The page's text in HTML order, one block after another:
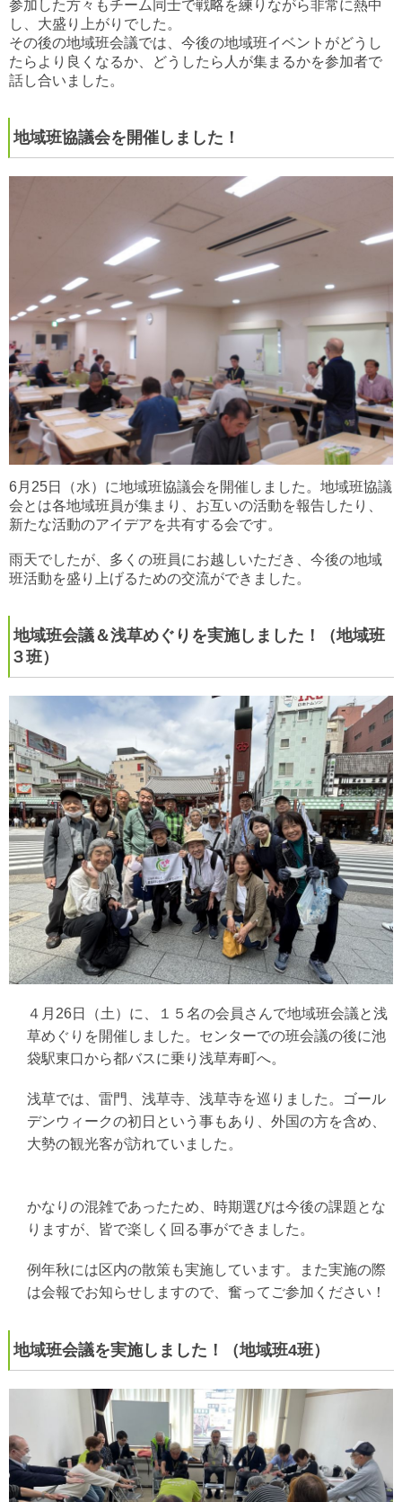
参加した方々もチーム同士で戦略を練りながら非常に熱中
し、大盛り上がりでした。
その後の地域班会議では、今後の地域班イベントがどうし
たらより良くなるか、どうしたら人が集まるかを参加者で
話し合いました。
地域班協議会を開催しました！
6月25日（水）に地域班協議会を開催しました。地域班協議
会とは各地域班員が集まり、お互いの活動を報告したり、
新たな活動のアイデアを共有する会です。
雨天でしたが、多くの班員にお越しいただき、今後の地域
班活動を盛り上げるための交流ができました。
地域班会議＆浅草めぐりを実施しました！（地域班
３班）
４月26日（土）に、１５名の会員さんで地域班会議と浅
草めぐりを開催しました。センターでの班会議の後に池
袋駅東口から都バスに乗り浅草寿町へ。
浅草では、雷門、浅草寺、浅草寺を巡りました。ゴール
デンウィークの初日という事もあり、外国の方を含め、
大勢の観光客が訪れていました。
かなりの混雑であったため、時期選びは今後の課題とな
りますが、皆で楽しく回る事ができました。
例年秋には区内の散策も実施しています。また実施の際
は会報でお知らせしますので、奮ってご参加ください！
地域班会議を実施しました！（地域班4班）